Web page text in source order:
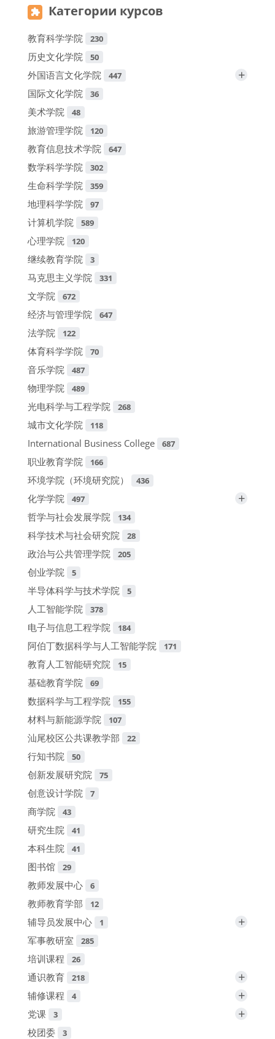
Категории курсов
教育科学学院 230
历史文化学院 50
外国语言文化学院 447 +
国际文化学院 36
美术学院 48
旅游管理学院 120
教育信息技术学院 647
数学科学学院 302
生命科学学院 359
地理科学学院 97
计算机学院 589
心理学院 120
继续教育学院 3
马克思主义学院 331
文学院 672
经济与管理学院 647
法学院 122
体育科学学院 70
音乐学院 487
物理学院 489
光电科学与工程学院 268
城市文化学院 118
International Business College 687
职业教育学院 166
环境学院（环境研究院） 436
化学学院 497 +
哲学与社会发展学院 134
科学技术与社会研究院 28
政治与公共管理学院 205
创业学院 5
半导体科学与技术学院 5
人工智能学院 378
电子与信息工程学院 184
阿伯丁数据科学与人工智能学院 171
教育人工智能研究院 15
基础教育学院 69
数据科学与工程学院 155
材料与新能源学院 107
汕尾校区公共课教学部 22
行知书院 50
创新发展研究院 75
创意设计学院 7
商学院 43
研究生院 41
本科生院 41
图书馆 29
教师发展中心 6
教师教育学部 12
辅导员发展中心 1 +
军事教研室 285
培训课程 26
通识教育 218 +
辅修课程 4 +
党课 3 +
校团委 3